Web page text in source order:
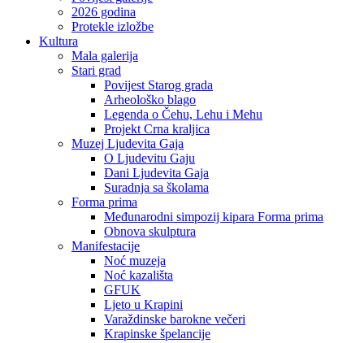
2026 godina
Protekle izložbe
Kultura
Mala galerija
Stari grad
Povijest Starog grada
Arheološko blago
Legenda o Čehu, Lehu i Mehu
Projekt Crna kraljica
Muzej Ljudevita Gaja
O Ljudevitu Gaju
Dani Ljudevita Gaja
Suradnja sa školama
Forma prima
Međunarodni simpozij kipara Forma prima
Obnova skulptura
Manifestacije
Noć muzeja
Noć kazališta
GFUK
Ljeto u Krapini
Varaždinske barokne večeri
Krapinske špelancije